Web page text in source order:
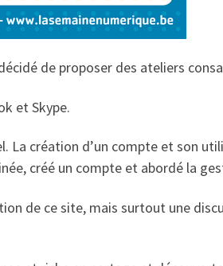
de proposer des ateliers
et Skype.
La création d’un compte et son
créé un compte et abordé la
de ce site, mais surtout une